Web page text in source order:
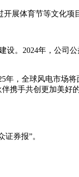
展体育节等文化项
。2024年，公司
年，全球风电市场
携手共创更加美好
券报”。